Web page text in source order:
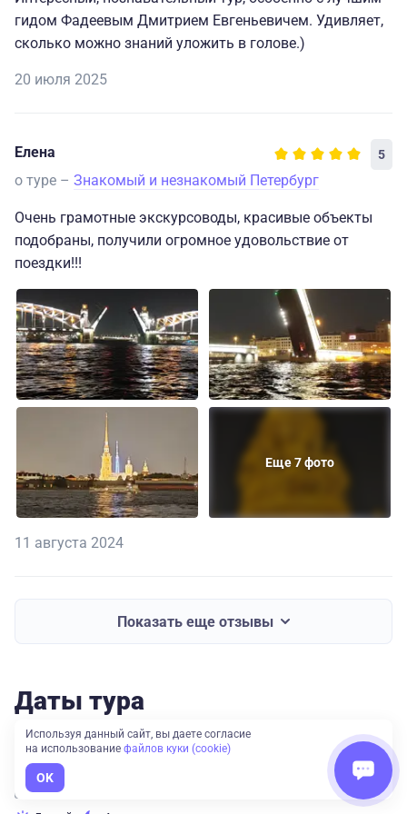
гидом Фадеевым Дмитрием Евгеньевичем. Удивляет,
сколько можно знаний уложить в голове.)
20 июля 2025
Елена 5
о туре – Знакомый и незнакомый Петербург
Очень грамотные экскурсоводы, красивые объекты
подобраны, получили огромное удовольствие от
поездки!!!
Еще 7 фото
11 августа 2024
Показать еще отзывы
Даты тура
RUB 32,720
10 авг. — 14 авг.
Используя данный сайт, вы даете согласие
на использование файлов куки (cookie)
OK